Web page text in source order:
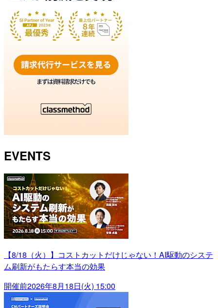
EVENTS
【8/18（火）】コストカットだけじゃない！AI駆動のシステ
ム刷新がもたらす本当の効果
開催前2026年8月18日(火) 15:00